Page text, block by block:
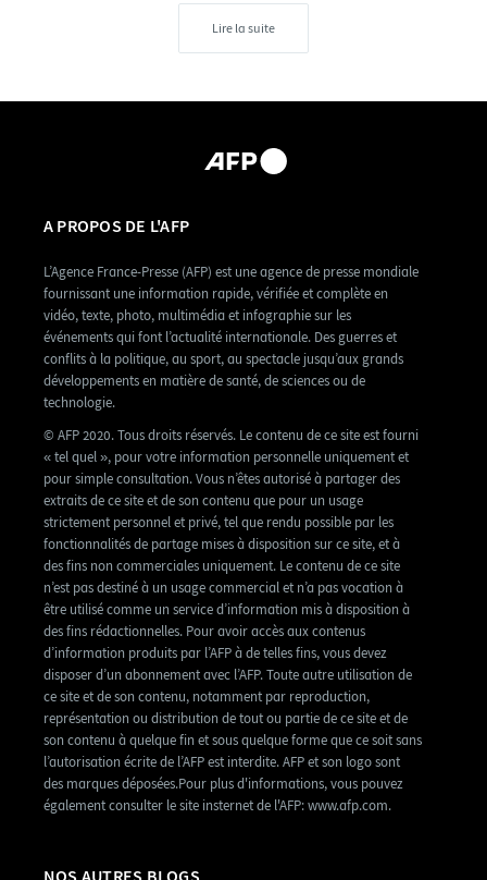
Lire la suite
A PROPOS DE L'AFP
L’Agence France-Presse (AFP) est une agence de presse mondiale
fournissant une information rapide, vérifiée et complète en
vidéo, texte, photo, multimédia et infographie sur les
événements qui font l’actualité internationale. Des guerres et
conflits à la politique, au sport, au spectacle jusqu’aux grands
développements en matière de santé, de sciences ou de
technologie.
© AFP 2020. Tous droits réservés. Le contenu de ce site est fourni
« tel quel », pour votre information personnelle uniquement et
pour simple consultation. Vous n’êtes autorisé à partager des
extraits de ce site et de son contenu que pour un usage
strictement personnel et privé, tel que rendu possible par les
fonctionnalités de partage mises à disposition sur ce site, et à
des fins non commerciales uniquement. Le contenu de ce site
n’est pas destiné à un usage commercial et n’a pas vocation à
être utilisé comme un service d’information mis à disposition à
des fins rédactionnelles. Pour avoir accès aux contenus
d’information produits par l’AFP à de telles fins, vous devez
disposer d’un abonnement avec l’AFP. Toute autre utilisation de
ce site et de son contenu, notamment par reproduction,
représentation ou distribution de tout ou partie de ce site et de
son contenu à quelque fin et sous quelque forme que ce soit sans
l’autorisation écrite de l’AFP est interdite. AFP et son logo sont
des marques déposées.Pour plus d'informations, vous pouvez
également consulter le site insternet de l'AFP: www.afp.com.